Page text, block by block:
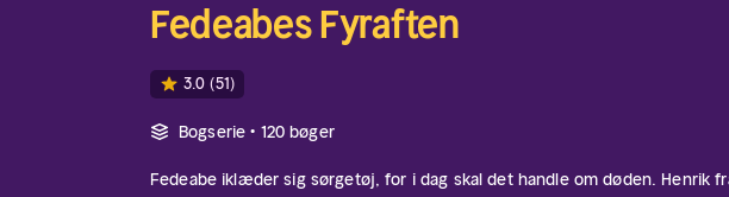
Fedeabes Fyraften
3.0 (51)
Bogserie • 120 bøger
Fedeabe iklæder sig sørgetøj, for i dag skal det handle om døden. Henrik